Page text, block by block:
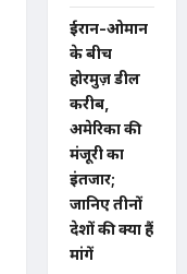
ईरान-ओमान
के बीच
होरमुज़ डील
करीब,
अमेरिका की
मंजूरी का
इंतजार;
जानिए तीनों
देशों की क्या हैं
मांगें